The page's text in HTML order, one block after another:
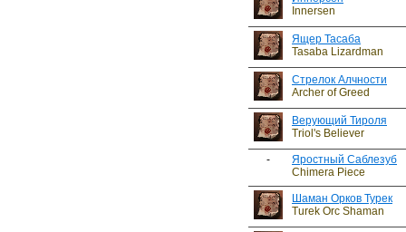
Innersen
Ящер Тасаба
Tasaba Lizardman
Стрелок Алчности
Archer of Greed
Верующий Тироля
Triol's Believer
-
Яростный Саблезуб
Chimera Piece
Шаман Орков Турек
Turek Orc Shaman